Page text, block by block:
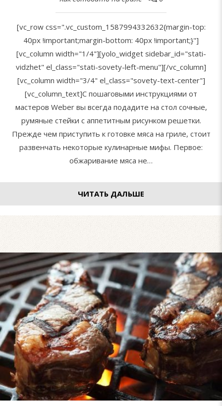
[vc_row css=".vc_custom_1587994332632{margin-top:
40px !important;margin-bottom: 40px !important;}"]
[vc_column width="1/4"][yolo_widget sidebar_id="stati-
vidzhet" el_class="stati-sovety-left-menu"][/vc_column]
[vc_column width="3/4" el_class="sovety-text-center"]
[vc_column_text]С пошаговыми инструкциями от
мастеров Weber вы всегда подадите на стол сочные,
румяные стейки с аппетитным рисунком решетки.
Прежде чем приступить к готовке мяса на гриле, стоит
развенчать некоторые кулинарные мифы. Первое:
обжаривание мяса не…
ЧИТАТЬ ДАЛЬШЕ